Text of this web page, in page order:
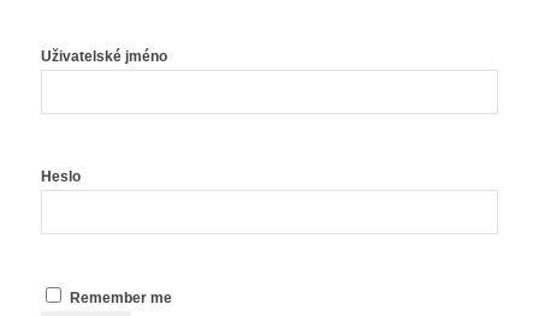
Uživatelské jméno
Heslo
Remember me